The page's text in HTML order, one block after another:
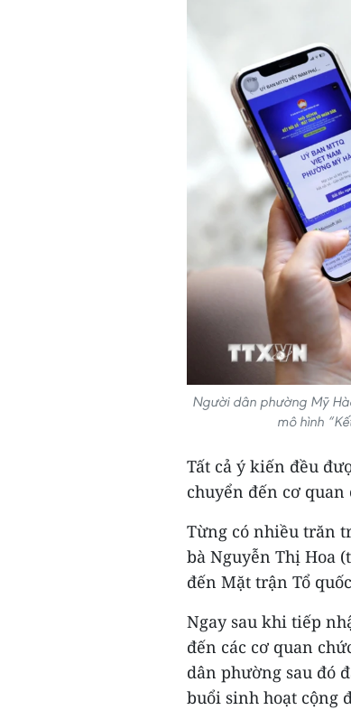
Người dân phường Mỹ
mô hình
Tất cả ý kiến đều
chuyển đến cơ
Từng có nhiều trăn
bà Nguyễn Thị Hoa
đến Mặt trận Tổ
Ngay sau khi tiếp
đến các cơ quan
dân phường sau đó
buổi sinh hoạt cộng